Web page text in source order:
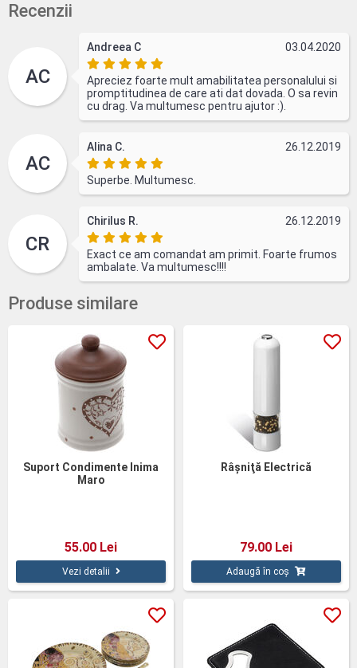
Recenzii
AC
Andreea C 03.04.2020
Apreciez foarte mult amabilitatea personalului si
promptitudinea de care ati dat dovada. O sa revin
cu drag. Va multumesc pentru ajutor :).
AC
Alina C. 26.12.2019
Superbe. Multumesc.
CR
Chirilus R. 26.12.2019
Exact ce am comandat am primit. Foarte frumos
ambalate. Va multumesc!!!!
Produse similare
Suport Condimente Inima
Maro
55.00 Lei
Vezi detalii
Râşniţă Electrică
79.00 Lei
Adaugă în coș